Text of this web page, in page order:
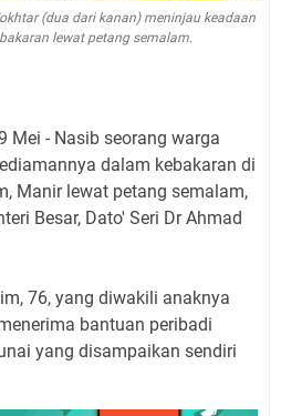
(dua dari kanan) meninjau keadaan
lewat petang semalam.
Mei - Nasib seorang warga
dalam kebakaran di
Manir lewat petang semalam,
Besar, Dato' Seri Dr Ahmad
76, yang diwakili anaknya
bantuan peribadi
yang disampaikan sendiri